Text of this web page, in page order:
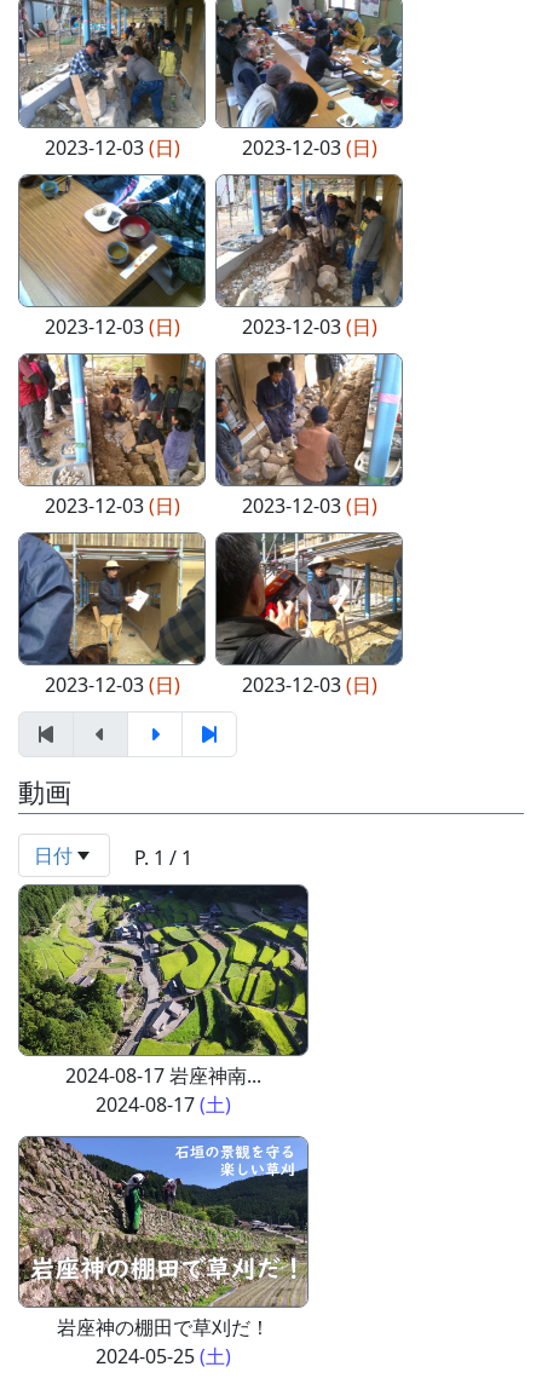
2023-12-03(日) 2023-12-03(日)
2023-12-03(日) 2023-12-03(日)
2023-12-03(日) 2023-12-03(日)
2023-12-03(日) 2023-12-03(日)
動画
日付 P. 1 / 1
2024-08-17 岩座神南...
2024-08-17(土)
岩座神の棚田で草刈だ！
2024-05-25(土)